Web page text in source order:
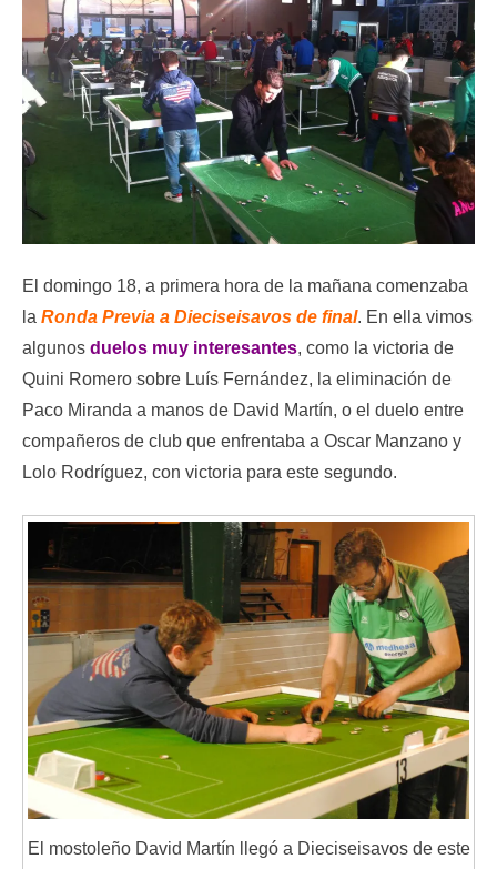
El domingo 18, a primera hora de la mañana comenzaba
la Ronda Previa a Dieciseisavos de final. En ella vimos
algunos duelos muy interesantes, como la victoria de
Quini Romero sobre Luís Fernández, la eliminación de
Paco Miranda a manos de David Martín, o el duelo entre
compañeros de club que enfrentaba a Oscar Manzano y
Lolo Rodríguez, con victoria para este segundo.
El mostoleño David Martín llegó a Dieciseisavos de este